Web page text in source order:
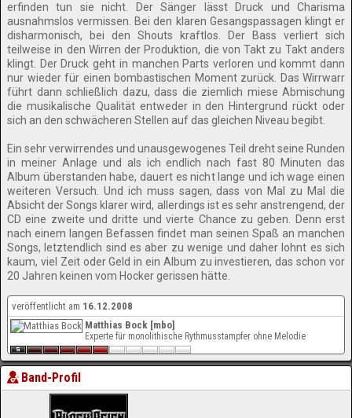
erfinden tun sie nicht. Der Sänger lässt Druck und Charisma
ausnahmslos vermissen. Bei den klaren Gesangspassagen klingt er
disharmonisch, bei den Shouts kraftlos. Der Bass verliert sich
teilweise in den Wirren der Produktion, die von Takt zu Takt anders
klingt. Der Druck geht in manchen Parts verloren und kommt dann
nur wieder für einen bombastischen Moment zurück. Das Wirrwarr
führt dann schließlich dazu, dass die ziemlich miese Abmischung
die musikalische Qualität entweder in den Hintergrund rückt oder
sich an den schwächeren Stellen auf das gleichen Niveau begibt.
Ein sehr verwirrendes und unausgewogenes Teil dreht seine Runden
in meiner Anlage und als ich endlich nach fast 80 Minuten das
Album überstanden habe, dauert es nicht lange und ich wage einen
weiteren Versuch. Und ich muss sagen, dass von Mal zu Mal die
Absicht der Songs klarer wird, allerdings ist es sehr anstrengend, der
CD eine zweite und dritte und vierte Chance zu geben. Denn erst
nach einem langen Befassen findet man seinen Spaß an manchen
Songs, letztendlich sind es aber zu wenige und daher lohnt es sich
kaum, viel Zeit oder Geld in ein Album zu investieren, das schon vor
20 Jahren keinen vom Hocker gerissen hätte.
veröffentlicht am 16.12.2008
Matthias Bock [mbo]
Experte für monolithische Rythmusstampfer ohne Melodie
Band-Profil